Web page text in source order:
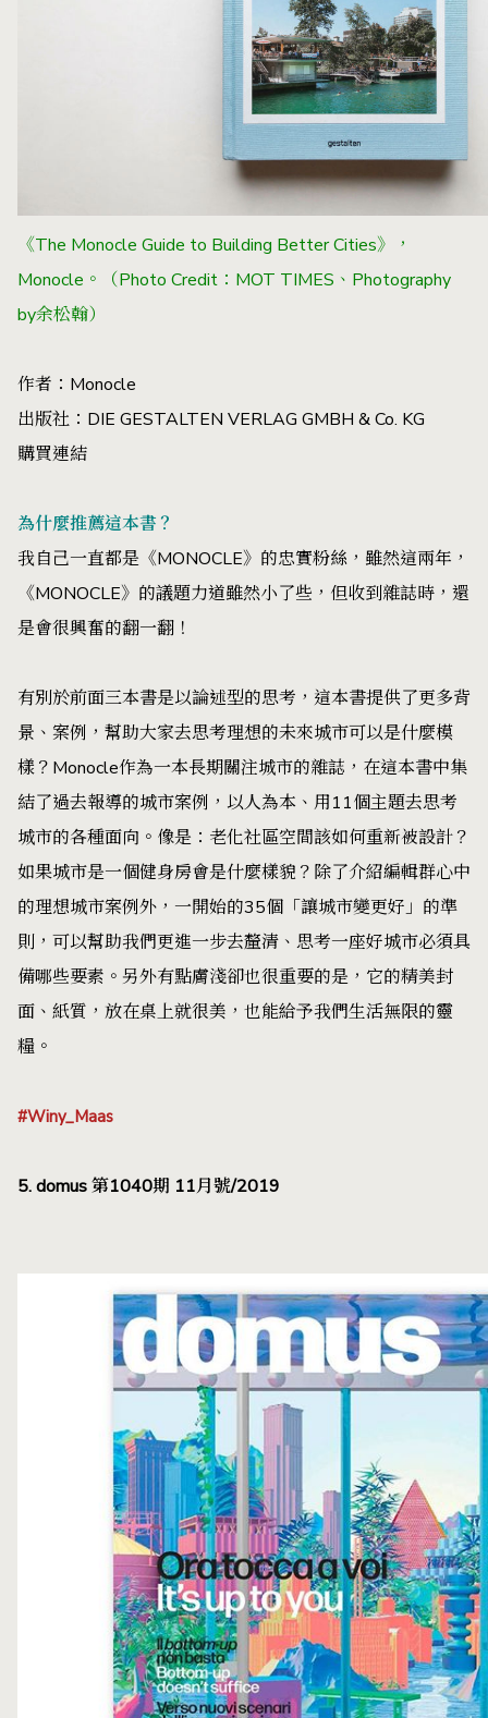
《The Monocle Guide to Building Better Cities》，
Monocle。（Photo Credit：MOT TIMES、Photography
by余松翰）
作者：Monocle
出版社：DIE GESTALTEN VERLAG GMBH & Co. KG
購買連結
為什麼推薦這本書？
我自己一直都是《MONOCLE》的忠實粉絲，雖然這兩年，
《MONOCLE》的議題力道雖然小了些，但收到雜誌時，還
是會很興奮的翻一翻！
有別於前面三本書是以論述型的思考，這本書提供了更多背
景、案例，幫助大家去思考理想的未來城市可以是什麼模
樣？Monocle作為一本長期關注城市的雜誌，在這本書中集
結了過去報導的城市案例，以人為本、用11個主題去思考
城市的各種面向。像是：老化社區空間該如何重新被設計？
如果城市是一個健身房會是什麼樣貌？除了介紹編輯群心中
的理想城市案例外，一開始的35個「讓城市變更好」的準
則，可以幫助我們更進一步去釐清、思考一座好城市必須具
備哪些要素。另外有點膚淺卻也很重要的是，它的精美封
面、紙質，放在桌上就很美，也能給予我們生活無限的靈
糧。
#Winy_Maas
5. domus 第1040期 11月號/2019